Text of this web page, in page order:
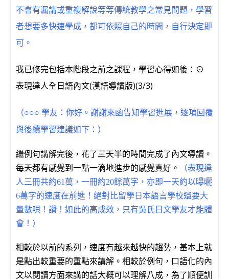
不會有漏講或重複解說等等傳統教學之常見問題，學習
者想要多快速學成，都可依照自己的時間，自行決定即
可。
我已修完包括本階段之前之課程，學習心得如後：⊙
表現達人全日語內文(漢語導讀版)(3/3)
（○○○ 學友：你好。謝謝來函告知學習進展，逐項回覆
與後續學習建議如下：）
繼例句講解完後，花了三天半的時間完成了內文導讀。
每天都有感覺到一點一滴地進步的感覺真好。
（表現達
人三冊共約61萬，一冊約20餘萬字，亦即一天約以曝曬
6萬字的速度在前進！絕對比留學日本語言學校還要大
量數唄！讚！如此的高成效，只有吳氏日文學友才能體
會！）
相較於以前的系列，速度有越來越快的趨勢，基本上就
是點出較重要的重點來講解。相較於例句，口語化的內
文以閱讀方面來講的話大概可以理解八成，為了順便訓